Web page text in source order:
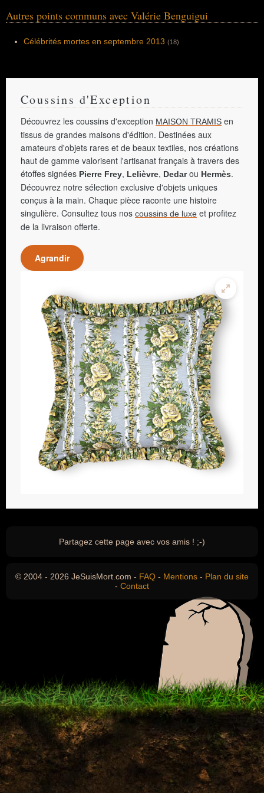
Autres points communs avec Valérie Benguigui
Célébrités mortes en septembre 2013 (18)
Coussins d'Exception
Découvrez les coussins d'exception MAISON TRAMIS en
tissus de grandes maisons d'édition. Destinées aux
amateurs d'objets rares et de beaux textiles, nos créations
haut de gamme valorisent l'artisanat français à travers des
étoffes signées Pierre Frey, Lelièvre, Dedarou Hermès.
Découvrez notre sélection exclusive d'objets uniques
conçus à la main. Chaque pièce raconte une histoire
singulière. Consultez tous nos coussins de luxe et profitez
de la livraison offerte.
Agrandir
Partagez cette page avec vos amis ! ;-)
© 2004 - 2026 JeSuisMort.com - FAQ - Mentions - Plan du site
- Contact